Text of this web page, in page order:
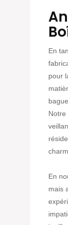
En
pour
Notre
En
mais